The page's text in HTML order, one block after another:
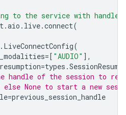
to the service with handle
.aio . live.connect(
. LiveConnectConfig(
=[ "AUDIO" ],
=types .
handle of the session to
None to start a new
=previous_session_handle